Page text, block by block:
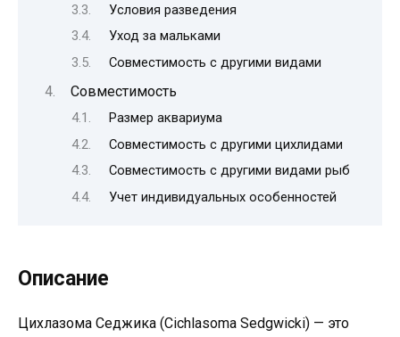
Условия разведения
Уход за мальками
Совместимость с другими видами
Совместимость
Размер аквариума
Совместимость с другими цихлидами
Совместимость с другими видами рыб
Учет индивидуальных особенностей
Описание
Цихлазома Седжика (Cichlasoma Sedgwicki) — это